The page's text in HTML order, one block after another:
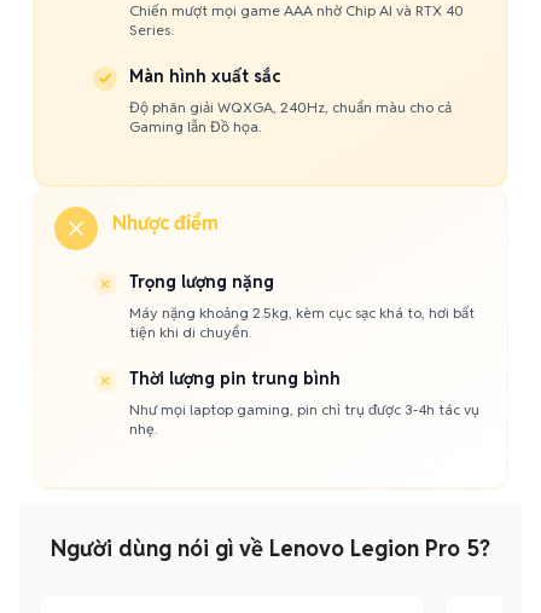
Chiến mượt mọi game AAA nhờ Chip AI và RTX 40
Series.
Màn hình xuất sắc
Độ phân giải WQXGA, 240Hz, chuẩn màu cho cả
Gaming lẫn Đồ họa.
Nhược điểm
Trọng lượng nặng
Máy nặng khoảng 2.5kg, kèm cục sạc khá to, hơi bất
tiện khi di chuyển.
Thời lượng pin trung bình
Như mọi laptop gaming, pin chỉ trụ được 3-4h tác vụ
nhẹ.
Người dùng nói gì về Lenovo Legion Pro 5?